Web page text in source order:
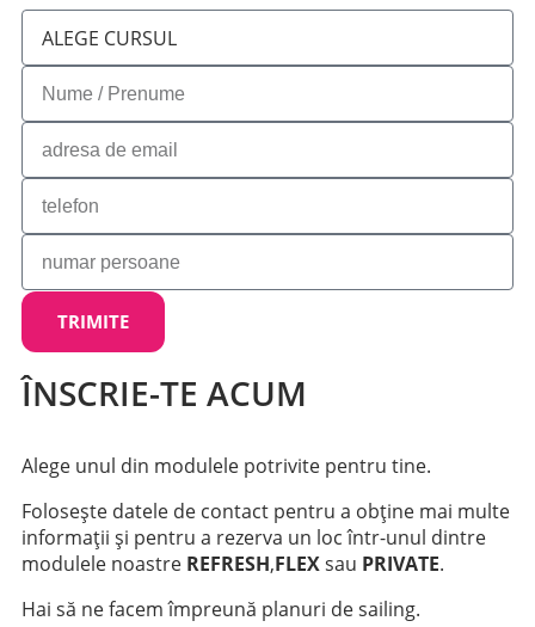
TRIMITE
ÎNSCRIE-TE ACUM
Alege unul din modulele potrivite pentru tine.
Folosește datele de contact pentru a obține mai multe
informații și pentru a rezerva un loc într-unul dintre
modulele noastre REFRESH,FLEXsau PRIVATE.
Hai să ne facem împreună planuri de sailing.